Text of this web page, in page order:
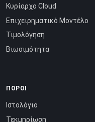
Κυρίαρχο Cloud
Επιχειρηματικό Μοντέλο
Τιμολόγηση
Βιωσιμότητα
ΠΌΡΟΙ
Ιστολόγιο
Τεκμηρίωση